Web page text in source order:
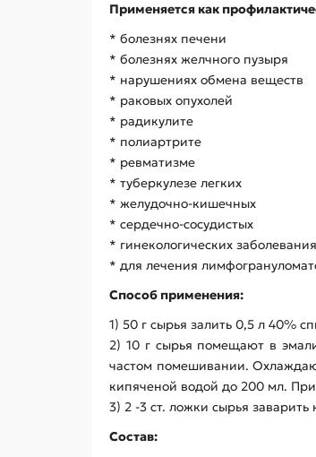
Применяется как
* болезнях печени
* болезнях желчного пузыря
* нарушениях обмена веществ
* раковых опухолей
* радикулите
* полиартрите
* ревматизме
* туберкулезе легких
* желудочно-кишечных
* сердечно-сосудистых
* гинекологических
* для лечения
Способ применения:
1) 50 г сырья залить 0,5 л 40%
2) 10 г сырья помещают в
частом помешивании.
кипяченой водой до 200 мл.
3) 2 -3 ст. ложки сырья
Состав: